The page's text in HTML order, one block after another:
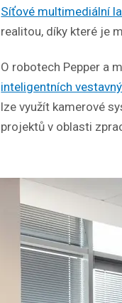
Síťové multimediální
realitou, díky které je
O robotech Pepper a
inteligentních
lze využít kamerové
projektů v oblasti